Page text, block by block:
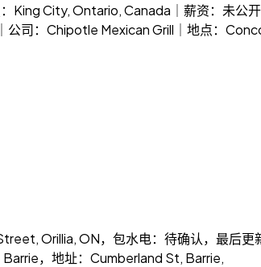
City, Ontario, Canada｜薪资：未公
公司：Chipotle Mexican Grill｜地点：
Orillia, ON，包水电：待确认，最后
，地址：Cumberland St, Barrie,